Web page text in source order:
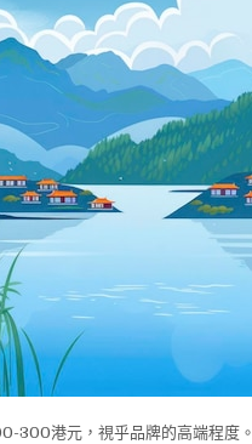
300港元，視乎品牌的高端程度。